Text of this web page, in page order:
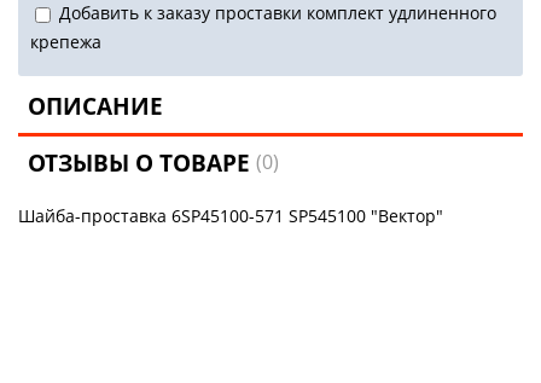
Добавить к заказу проставки комплект удлиненного
крепежа
ОПИСАНИЕ
ОТЗЫВЫ О ТОВАРЕ(0)
Шайба-проставка 6SP45100-571 SP545100 "Вектор"